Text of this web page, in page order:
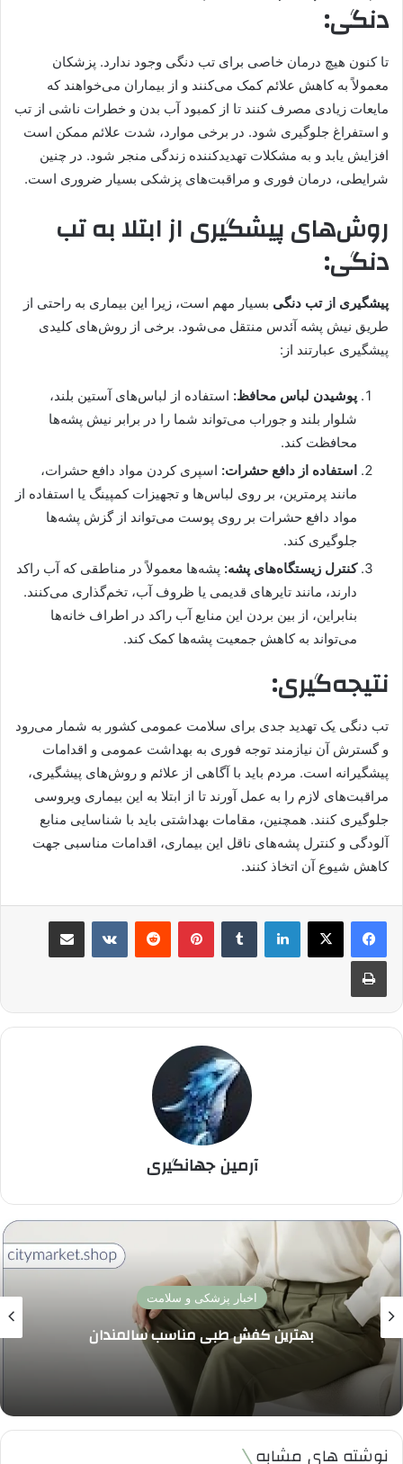
دنگی:
تا کنون هیچ درمان خاصی برای تب دنگی وجود ندارد. پزشکان
معمولاً به کاهش علائم کمک می‌کنند و از بیماران می‌خواهند که
مایعات زیادی مصرف کنند تا از کمبود آب بدن و خطرات ناشی از تب
و استفراغ جلوگیری شود. در برخی موارد، شدت علائم ممکن است
افزایش یابد و به مشکلات تهدیدکننده زندگی منجر شود. در چنین
شرایطی، درمان فوری و مراقبت‌های پزشکی بسیار ضروری است.
روش‌های پیشگیری از ابتلا به تب
دنگی:
پیشگیری از تب دنگی بسیار مهم است، زیرا این بیماری به راحتی از
طریق نیش پشه آئدس منتقل می‌شود. برخی از روش‌های کلیدی
پیشگیری عبارتند از:
پوشیدن لباس محافظ: استفاده از لباس‌های آستین بلند،
شلوار بلند و جوراب می‌تواند شما را در برابر نیش پشه‌ها
محافظت کند.
استفاده از دافع حشرات: اسپری کردن مواد دافع حشرات،
مانند پرمترین، بر روی لباس‌ها و تجهیزات کمپینگ یا استفاده از
مواد دافع حشرات بر روی پوست می‌تواند از گزش پشه‌ها
جلوگیری کند.
کنترل زیستگاه‌های پشه: پشه‌ها معمولاً در مناطقی که آب راکد
دارند، مانند تایرهای قدیمی یا ظروف آب، تخم‌گذاری می‌کنند.
بنابراین، از بین بردن این منابع آب راکد در اطراف خانه‌ها
می‌تواند به کاهش جمعیت پشه‌ها کمک کند.
نتیجه‌گیری:
تب دنگی یک تهدید جدی برای سلامت عمومی کشور به شمار می‌رود
و گسترش آن نیازمند توجه فوری به بهداشت عمومی و اقدامات
پیشگیرانه است. مردم باید با آگاهی از علائم و روش‌های پیشگیری،
مراقبت‌های لازم را به عمل آورند تا از ابتلا به این بیماری ویروسی
جلوگیری کنند. همچنین، مقامات بهداشتی باید با شناسایی منابع
آلودگی و کنترل پشه‌های ناقل این بیماری، اقدامات مناسبی جهت
کاهش شیوع آن اتخاذ کنند.
لینکدین ‫تامبلر پینترست‫رددیت ‫VKontakteاشتراک گذاری از طریق ایمیل
چاپ
آرمین جهانگیری
اخبار پزشکی و سلامت
بهترین کفش طبی مناسب سالمندان
نوشته های مشابه